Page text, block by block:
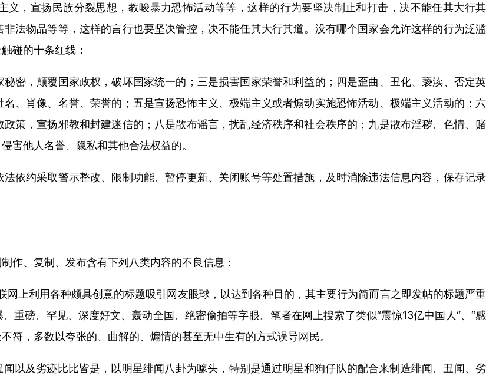
，宣扬民族分裂思想，教唆暴力恐怖活动等等，这样的行为要坚决制止和打击，决不能任其大行其
法物品等等，这样的言行也要坚决管控，决不能任其大行其道。没有哪个国家会允许这样的行为泛滥
碰的十条红线：
密，颠覆国家政权，破坏国家统一的；三是损害国家荣誉和利益的；四是歪曲、丑化、亵渎、否定英
、肖像、名誉、荣誉的；五是宣扬恐怖主义、极端主义或者煽动实施恐怖活动、极端主义活动的；六
策，宣扬邪教和封建迷信的；八是散布谣言，扰乱经济秩序和社会秩序的；九是散布淫秽、色情、赌
害他人名誉、隐私和其他合法权益的。
依约采取警示整改、限制功能、暂停更新、关闭账号等处置措施，及时消除违法信息内容，保存记录
作、复制、发布含有下列八类内容的不良信息：
网上利用各种颇具创意的标题吸引网友眼球，以达到各种目的，其主要行为简而言之即发帖的标题严重
重磅、罕见、深度好文、轰动全国、绝密偷拍等字眼。笔者在网上搜索了类似“震惊13亿中国人“、“感
符，多数以夸张的、曲解的、煽情的甚至无中生有的方式误导网民。
以及劣迹比比皆是，以明星绯闻八卦为噱头，特别是通过明星和狗仔队的配合来制造绯闻、丑闻、劣